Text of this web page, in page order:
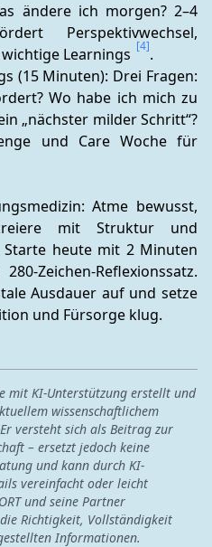
ändere ich morgen? 2–4
Perspektivwechsel,
Learnings [4].
(15 Minuten): Drei Fragen:
Wo habe ich mich zu
„nächster milder Schritt“?
und Care Woche für
Atme bewusst,
mit Struktur und
heute mit 2 Minuten
Zeichen-Reflexionssatz.
Ausdauer auf und setze
und Fürsorge klug.
mit KI-Unterstützung erstellt und
wissenschaftlichem
versteht sich als Beitrag zur
– ersetzt jedoch keine
und kann durch KI-
vereinfacht oder leicht
und seine Partner
Richtigkeit, Vollständigkeit
Informationen.